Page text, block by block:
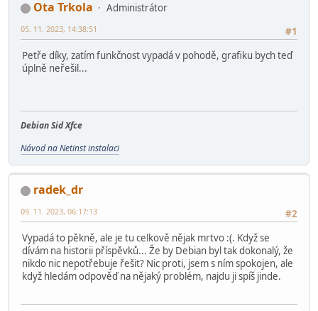
Ota Trkola
Administrátor
#1
05. 11. 2023, 14:38:51
Petře díky, zatím funkčnost vypadá v pohodě, grafiku bych teď
úplně neřešil...
Debian Sid Xfce
Návod na Netinst instalaci
radek_dr
#2
09. 11. 2023, 06:17:13
Vypadá to pěkně, ale je tu celkově nějak mrtvo :(. Když se
dívám na historii příspěvků... Že by Debian byl tak dokonalý, že
nikdo nic nepotřebuje řešit? Nic proti, jsem s ním spokojen, ale
když hledám odpověď na nějaký problém, najdu ji spíš jinde.